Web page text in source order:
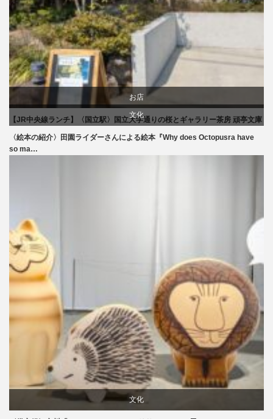
お店
生活
食べ物
【JR中央線ランチ】〈国立駅〉国立大学通りの桜とギャラリー茶房 頑亭文庫
文化
〈絵本の紹介〉田園ライダーさんによる絵本『Why does Octopusra have
so ma…
文化